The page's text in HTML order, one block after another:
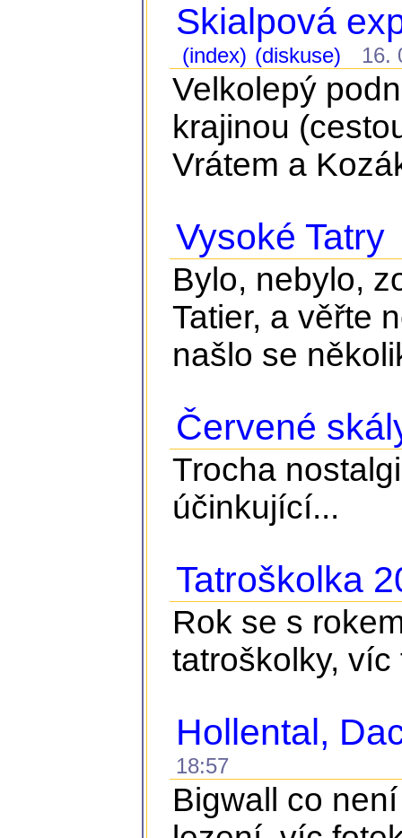
Skialpová
(index) (diskuse) 16.
Velkolepý
krajinou
Vrátem a
Vysoké Tatry
Bylo, nebylo,
Tatier, a věřte
našlo se
Červené
Trocha
účinkující...
Tatroškolka
Rok se s
tatroškolky,
Hollental,
18:57
Bigwall co